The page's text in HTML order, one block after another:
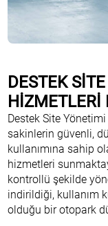
DESTEK
HİZMETLERİ
Destek Site
sakinlerin güvenli,
kullanımına sahip
hizmetleri
kontrollü şekilde
indirildiği, kullanım
olduğu bir otopark